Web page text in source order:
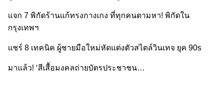
แจก 7 พิกัดร้านแก้ทรงกางเกง ที่ทุกคนตามหา! พิกัดใน
กรุงเทพฯ
แชร์ 8 เทคนิค ผู้ชายมือใหม่หัดแต่งตัวสไตล์วินเทจ ยุค 90s
มาแล้ว! ‘สีเสื้อมงคลถ่ายบัตรประชาชน…